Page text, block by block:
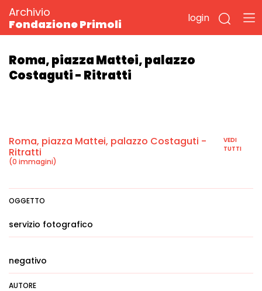
Archivio
Fondazione Primoli
login
Roma, piazza Mattei, palazzo
Costaguti - Ritratti
Roma, piazza Mattei, palazzo Costaguti -
Ritratti
(0 immagini)
VEDI
TUTTI
OGGETTO
servizio fotografico
negativo
AUTORE